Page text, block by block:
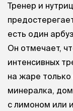
Тренер и
есть один
Он отмечает,
интенсивных
на жаре
минералка,
с лимоном или